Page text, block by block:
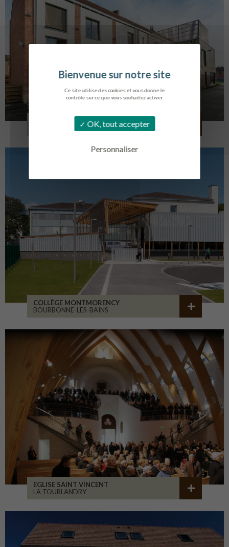
Ce site utilise des cookies et vous donne le
contrôle sur ce que vous souhaitez activer.
OK, tout accepter
Personnaliser
LOG. JEUNES TRAVAILLEURS
COLLÈGE MONTMORENCY
BOURBONNE-LES-BAINS
EGLISE SAINT VINCENT
LA TOURLANDRY